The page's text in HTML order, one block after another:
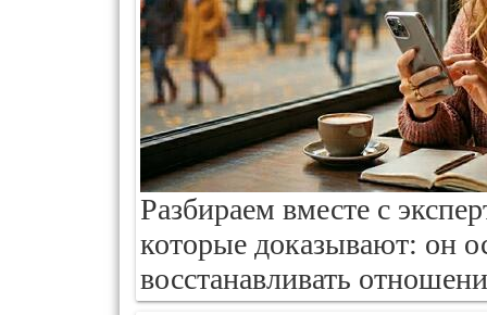
Разбираем вместе с
которые доказывают: он
восстанавливать